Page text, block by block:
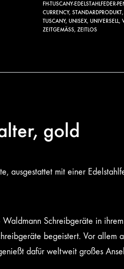
FH-TUSCANY-EDELSTAHLFEDER-
CURRENCY, STANDARDPRODUKT,
TUSCANY, UNISEX, UNIVERSELL,
ZEITGEMÄSS , ZEITLOS
gold
ausgestattet mit einer
Schreibgeräte in
begeistert. Vor allem
dafür weltweit großes